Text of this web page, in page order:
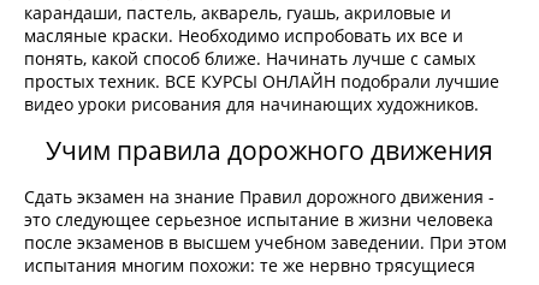
карандаши, пастель, акварель, гуашь, акриловые и
масляные краски. Необходимо испробовать их все и
понять, какой способ ближе. Начинать лучше с самых
простых техник. ВСЕ КУРСЫ ОНЛАЙН подобрали лучшие
видео уроки рисования для начинающих художников.
Учим правила дорожного движения
Сдать экзамен на знание Правил дорожного движения -
это следующее серьезное испытание в жизни человека
после экзаменов в высшем учебном заведении. При этом
испытания многим похожи: те же нервно трясущиеся